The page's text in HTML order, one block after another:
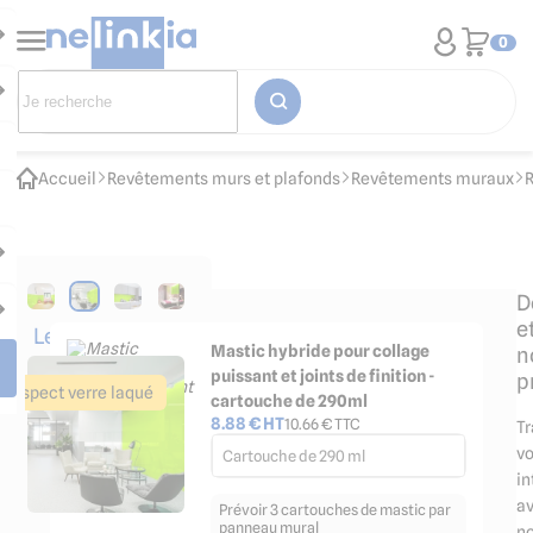
0
Accueil Revêtements murs et plafonds Revêtements muraux
Aspect verre laqué
Les
accessoires
indispensables
Mastic hybride pour collage
puissant et joints de finition -
cartouche de 290ml
8.88€ HT10.66€ TTC
Cartouche de 290 ml
Prévoir 3 cartouches de mastic par
panneau mural